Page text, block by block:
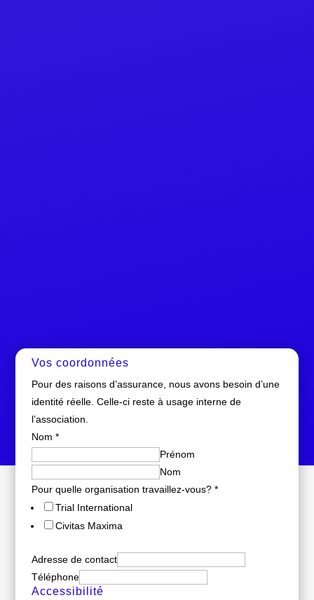
Vos coordonnées
Pour des raisons d’assurance, nous avons besoin d’une
identité réelle. Celle-ci reste à usage interne de
l’association.
Nom *
Prénom
Nom
Pour quelle organisation travaillez-vous? *
Trial International
Civitas Maxima
Adresse de contact
Téléphone
Accessibilité